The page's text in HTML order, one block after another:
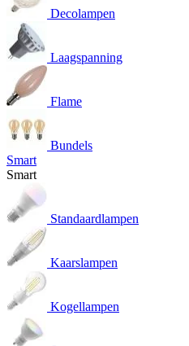
Decolampen
Laagspanning
Flame
Bundels
Smart
Smart
Standaardlampen
Kaarslampen
Kogellampen